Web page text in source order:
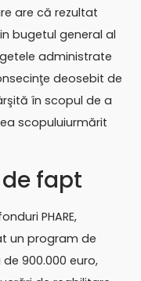
are că rezultat
bugetul general al
administrate
deosebit de
în scopul de a
scopuluiurmărit
fapt
PHARE,
un program de
900.000 euro,